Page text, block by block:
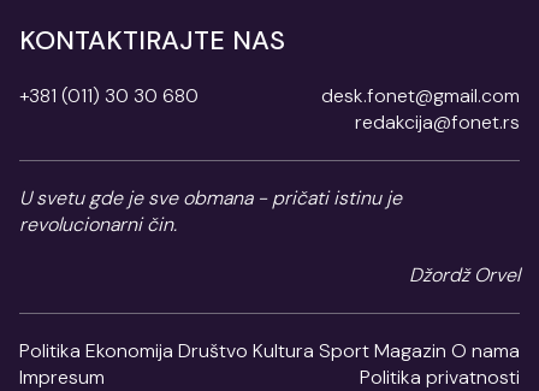
KONTAKTIRAJTE NAS
+381 (011) 30 30 680
desk.fonet@gmail.com
redakcija@fonet.rs
U svetu gde je sve obmana - pričati istinu je
revolucionarni čin.
Džordž Orvel
Politika Ekonomija Društvo Kultura SportMagazin O nama
Impresum
Politika privatnosti